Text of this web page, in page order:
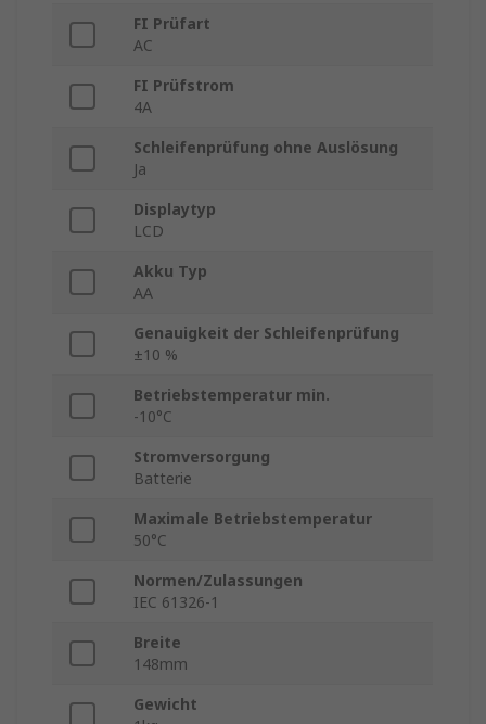
FI Prüfart
AC
FI Prüfstrom
4A
Schleifenprüfung ohne Auslösung
Ja
Displaytyp
LCD
Akku Typ
AA
Genauigkeit der Schleifenprüfung
±10 %
Betriebstemperatur min.
-10°C
Stromversorgung
Batterie
Maximale Betriebstemperatur
50°C
Normen/Zulassungen
IEC 61326-1
Breite
148mm
Gewicht